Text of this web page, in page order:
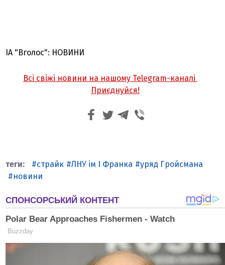
ІА "Вголос": НОВИНИ
Всі свіжі новини на нашому Telegram-каналі
Приєднуйся!
страйк ЛНУ ім І Франка
уряд Гройсмана
новини